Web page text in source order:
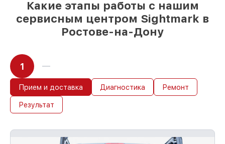
Какие этапы работы с нашим
сервисным центром Sightmark в
Ростове-на-Дону
1
Прием и доставка Диагностика Ремонт
Результат